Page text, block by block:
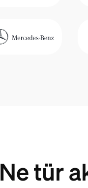
Ne tür